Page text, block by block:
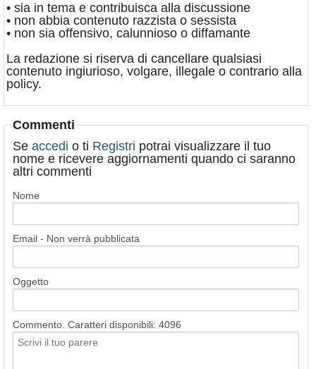
• sia in tema e contribuisca alla discussione
• non abbia contenuto razzista o sessista
• non sia offensivo, calunnioso o diffamante
La redazione si riserva di cancellare qualsiasi
contenuto ingiurioso, volgare, illegale o contrario alla
policy.
Commenti
Se accedi o ti Registri potrai visualizzare il tuo
nome e ricevere aggiornamenti quando ci saranno
altri commenti
Nome
Email - Non verrà pubblicata
Oggetto
Commento. Caratteri disponibili: 4096